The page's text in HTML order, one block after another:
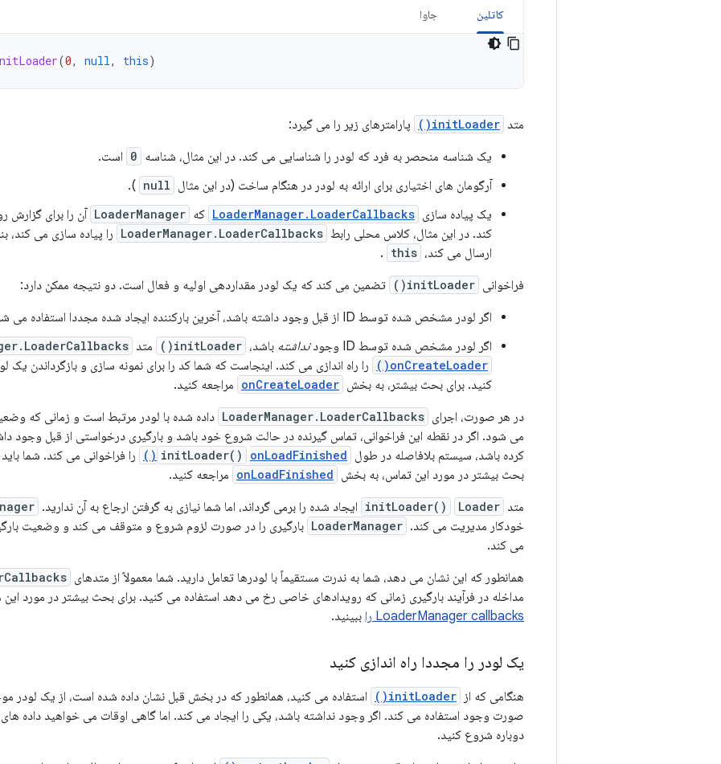
کاتلین جاوا
(0, null, this)
متد initLoader()
پارامترهای زیر را می گیرد:
یک شناسه منحصر به فرد که لودر را شناسایی می کند. در این مثال، شناسه 0 است.
آرگومان های اختیاری برای ارائه به لودر در هنگام ساخت (در این مثال null
).
یک پیاده سازی LoaderManager.LoaderCallbacks که LoaderManager آن را برای گزارش
کند. در این مثال، کلاس محلی رابط LoaderManager.LoaderCallbacks را پیاده سازی می کند،
ارسال می کند، this
.
فراخوانی initLoader()
تضمین می کند که یک لودر مقداردهی اولیه و فعال است. دو نتیجه ممکن دارد:
اگر لودر مشخص شده توسط ID از قبل وجود داشته باشد، آخرین بارکننده ایجاد شده مجددا استفاده می شود.
اگر لودر مشخص شده توسط ID وجود
نداشته باشد، initLoader() متد
onCreateLoader()
را راه اندازی می کند. اینجاست که شما کد را برای نمونه سازی و بازگرداندن یک
کنید. برای بحث بیشتر، به بخش onCreateLoader مراجعه کنید.
در هر صورت، اجرای LoaderManager.LoaderCallbacks داده شده با لودر مرتبط است و زمانی که
می شود. اگر در نقطه این فراخوانی، تماس گیرنده در حالت شروع خود باشد و بارگیری درخواستی از قبل وجود
کرده باشد، سیستم بلافاصله در طول
initLoader() onLoadFinished()
را فراخوانی می کند. شما باید
بحث بیشتر در مورد این تماس، به بخش onLoadFinished مراجعه کنید.
متد
initLoader() Loader ایجاد شده را برمی گرداند، اما شما نیازی به گرفتن ارجاع به آن ندارید.
خودکار مدیریت می کند. LoaderManager بارگیری را در صورت لزوم شروع و متوقف می کند و وضعیت
می کند.
همانطور که این نشان می دهد، شما به ندرت مستقیماً با لودرها تعامل دارید. شما معمولاً از متدهای
مداخله در فرآیند بارگیری زمانی که رویدادهای خاصی رخ می دهد استفاده می کنید. برای بحث بیشتر در مورد
LoaderManager callbacks را
ببینید.
یک لودر را مجددا راه اندازی کنید
هنگامی که از initLoader()
استفاده می کنید، همانطور که در بخش قبل نشان داده شده است، از یک
صورت وجود استفاده می کند. اگر وجود نداشته باشد، یکی را ایجاد می کند. اما گاهی اوقات می خواهید داده های
دوباره شروع کنید.